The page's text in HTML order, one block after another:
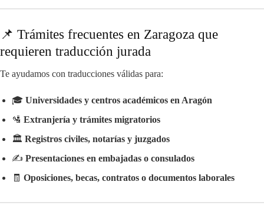
📌 Trámites frecuentes en Zaragoza que
requieren traducción jurada
Te ayudamos con traducciones válidas para:
🎓 Universidades y centros académicos en Aragón
🛂 Extranjería y trámites migratorios
🏛️ Registros civiles, notarías y juzgados
✍️ Presentaciones en embajadas o consulados
🧾 Oposiciones, becas, contratos o documentos laborales